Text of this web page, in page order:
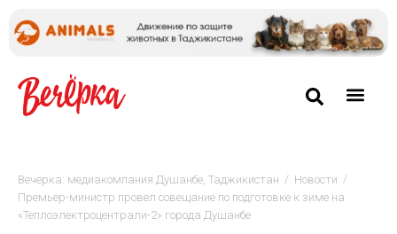
Вечёрка: медиакомпания Душанбе, Таджикистан / Новости /
Премьер-министр провел совещание по подготовке к зиме на
«Теплоэлектроцентрали-2» города Душанбе